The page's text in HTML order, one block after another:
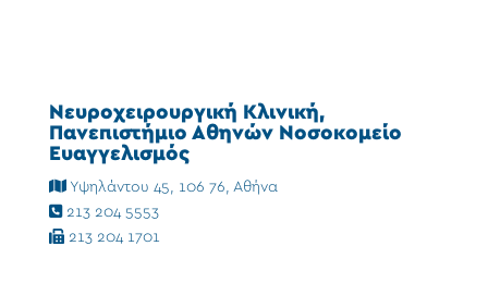
Νευροχειρουργική Κλινική,
Πανεπιστήμιο Αθηνών Νοσοκομείο
Ευαγγελισμός
Υψηλάντου 45, 106 76, Αθήνα
213 204 5553
213 204 1701